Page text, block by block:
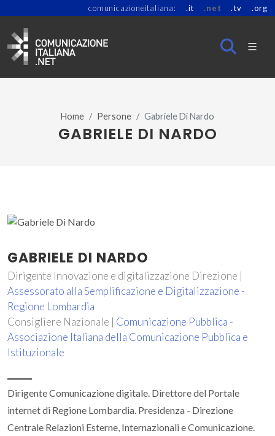
comunicazioneitaliana: .it .net .tv .org
Home Persone Gabriele Di Nardo
GABRIELE DI NARDO
GABRIELE DI NARDO
Dirigente Innovazione e digitalizzazione Direzione |
Assessorato alla Semplificazione e Digitalizzazione -
Regione Lombardia
Consigliere Nazionale | Comunicazione Pubblica -
Associazione Italiana della Comunicazione Pubblica e
Istituzionale
Dirigente Comunicazione digitale. Direttore del Portale
internet di Regione Lombardia. Presidenza - Direzione
Centrale Relazioni Esterne, Internazionali e Comunicazione.